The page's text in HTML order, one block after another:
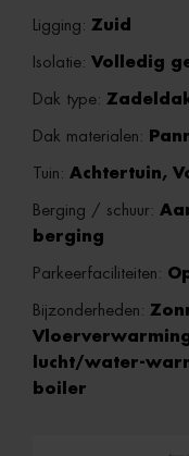
Ligging: Zuid
Isolatie: Volledig
Dak type:
Dak materialen:
Tuin: Achtertuin,
Berging / schuur:
berging
Parkeerfaciliteiten:
Bijzonderheden:
lucht/water-
boiler